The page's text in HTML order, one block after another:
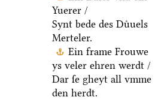
Yuerer /
Synt bede des Duͤuels
Merteler.
Ein frame Frouwe
ys veler ehren werdt /
Dar ſe gheyt all vmme
den herdt.